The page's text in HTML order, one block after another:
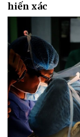
hiến xác